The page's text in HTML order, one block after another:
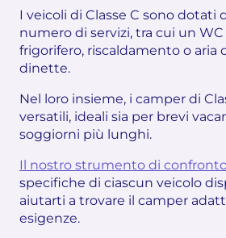
I veicoli di Classe C sono dotati
numero di servizi, tra cui un
frigorifero, riscaldamento o aria
dinette.
Nel loro insieme, i camper di
versatili, ideali sia per brevi
soggiorni più lunghi.
Il nostro strumento di
specifiche di ciascun veicolo
aiutarti a trovare il camper
esigenze.